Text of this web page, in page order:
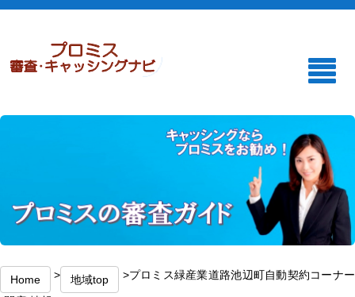
Home > 地域top >プロミス緑産業道路池辺町自動契約コーナー